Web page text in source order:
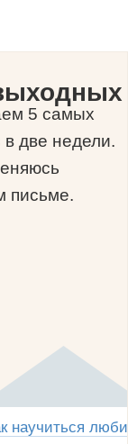
5 самых
две недели.
письме.
научиться